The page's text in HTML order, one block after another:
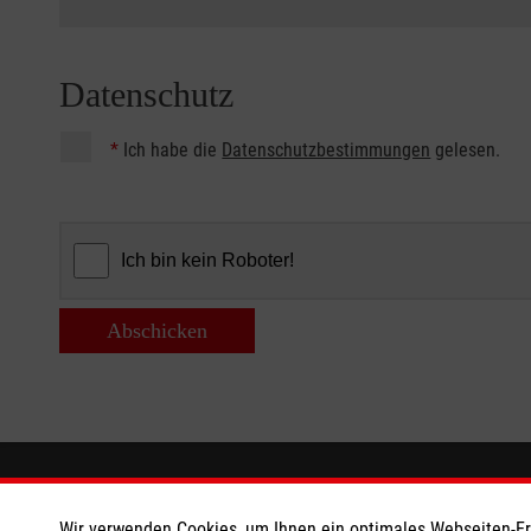
Datenschutz
* Ich habe die Datenschutzbestimmungen gelesen.
Abschicken